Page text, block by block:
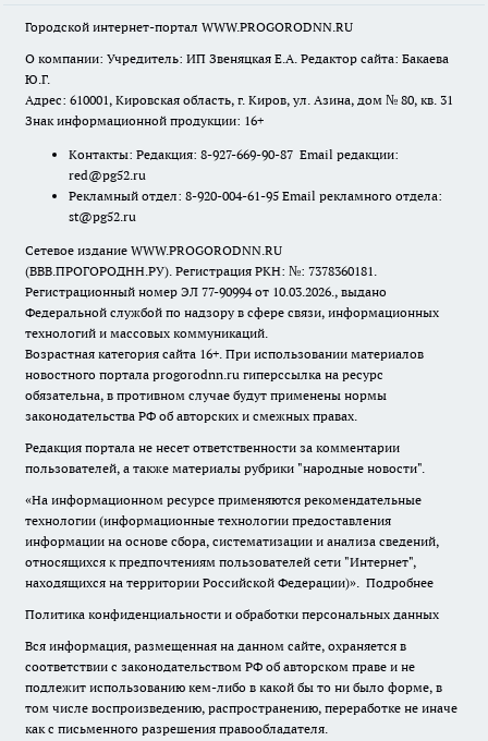
Городской интернет-портал WWW.PROGORODNN.RU
О компании: Учредитель: ИП Звеняцкая Е.А. Редактор сайта: Бакаева
Ю.Г.
Адрес: 610001, Кировская область, г. Киров, ул. Азина, дом № 80, кв. 31
Знак информационной продукции: 16+
Контакты: Редакция: 8-927-669-90-87 Email редакции:
red@pg52.ru
Рекламный отдел: 8-920-004-61-95 Email рекламного отдела:
st@pg52.ru
Сетевое издание WWW.PROGORODNN.RU
(ВВВ.ПРОГОРОДНН.РУ). Регистрация РКН: №: 7378360181.
Регистрационный номер ЭЛ 77-90994 от 10.03.2026., выдано
Федеральной службой по надзору в сфере связи, информационных
технологий и массовых коммуникаций.
Возрастная категория сайта 16+. При использовании материалов
новостного портала progorodnn.ru гиперссылка на ресурс
обязательна, в противном случае будут применены нормы
законодательства РФ об авторских и смежных правах.
Редакция портала не несет ответственности за комментарии
пользователей, а также материалы рубрики "народные новости".
«На информационном ресурсе применяются рекомендательные
технологии (информационные технологии предоставления
информации на основе сбора, систематизации и анализа сведений,
относящихся к предпочтениям пользователей сети "Интернет",
находящихся на территории Российской Федерации)». Подробнее
Политика конфиденциальности и обработки персональных данных
Вся информация, размещенная на данном сайте, охраняется в
соответствии с законодательством РФ об авторском праве и не
подлежит использованию кем-либо в какой бы то ни было форме, в
том числе воспроизведению, распространению, переработке не иначе
как с письменного разрешения правообладателя.